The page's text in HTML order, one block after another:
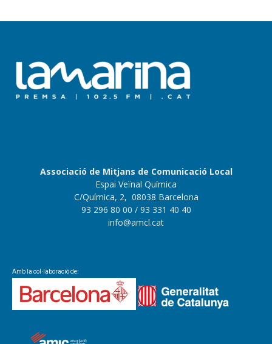
Associació de Mitjans de Comunicació Local
Espai Veïnal Química
C/Química, 2, 08038 Barcelona
93 296 80 00 / 93 331 40 40
info@amcl.cat
Amb la col·laboració de: